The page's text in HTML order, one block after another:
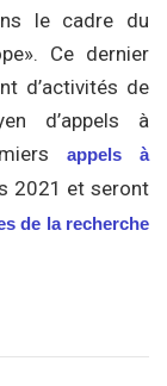
le cadre du
Ce dernier
d’activités de
d’appels à
appels à
2021 et seront
de la recherche